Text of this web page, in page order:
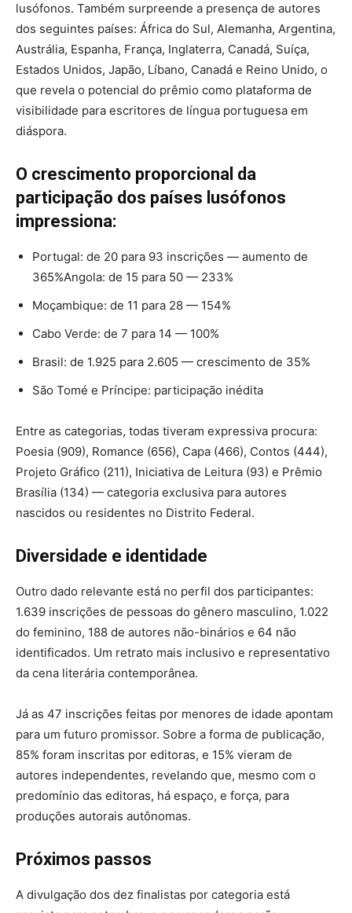
lusófonos. Também surpreende a presença de autores
dos seguintes países: África do Sul, Alemanha, Argentina,
Austrália, Espanha, França, Inglaterra, Canadá, Suíça,
Estados Unidos, Japão, Líbano, Canadá e Reino Unido, o
que revela o potencial do prêmio como plataforma de
visibilidade para escritores de língua portuguesa em
diáspora.
O crescimento proporcional da
participação dos países lusófonos
impressiona:
Portugal: de 20 para 93 inscrições — aumento de
365%Angola: de 15 para 50 — 233%
Moçambique: de 11 para 28 — 154%
Cabo Verde: de 7 para 14 — 100%
Brasil: de 1.925 para 2.605 — crescimento de 35%
São Tomé e Príncipe: participação inédita
Entre as categorias, todas tiveram expressiva procura:
Poesia (909), Romance (656), Capa (466), Contos (444),
Projeto Gráfico (211), Iniciativa de Leitura (93) e Prêmio
Brasília (134) — categoria exclusiva para autores
nascidos ou residentes no Distrito Federal.
Diversidade e identidade
Outro dado relevante está no perfil dos participantes:
1.639 inscrições de pessoas do gênero masculino, 1.022
do feminino, 188 de autores não-binários e 64 não
identificados. Um retrato mais inclusivo e representativo
da cena literária contemporânea.
Já as 47 inscrições feitas por menores de idade apontam
para um futuro promissor. Sobre a forma de publicação,
85% foram inscritas por editoras, e 15% vieram de
autores independentes, revelando que, mesmo com o
predomínio das editoras, há espaço, e força, para
produções autorais autônomas.
Próximos passos
A divulgação dos dez finalistas por categoria está